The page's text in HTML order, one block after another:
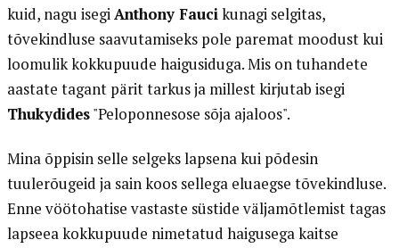
kuid, nagu isegiAnthony Faucikunagi selgitas,
tõvekindluse saavutamiseks pole paremat moodust kui
loomulik kokkupuude haigusiduga. Mis on tuhandete
aastate tagant pärit tarkus ja millest kirjutab isegi
Thukydides"Peloponnesose sõja ajaloos".
Mina õppisin selle selgeks lapsena kui põdesin
tuulerõugeid ja sain koos sellega eluaegse tõvekindluse.
Enne vöötohatise vastaste süstide väljamõtlemist tagas
lapseea kokkupuude nimetatud haigusega kaitse